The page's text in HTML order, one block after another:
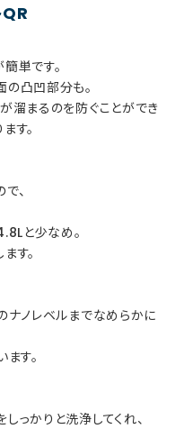
単です。
の凸凹部分も。
溜まるのを防ぐことができ
す。
、
と少なめ。
す。
ノレベルまでなめらかに
す。
っかりと洗浄してくれ、